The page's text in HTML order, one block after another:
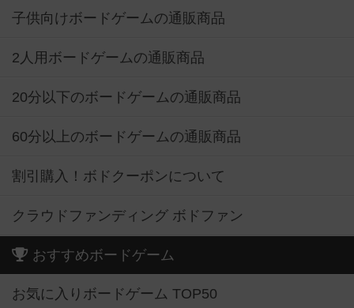
子供向けボードゲームの通販商品
2人用ボードゲームの通販商品
20分以下のボードゲームの通販商品
60分以上のボードゲームの通販商品
割引購入！ボドクーポンについて
クラウドファンディング ボドファン
おすすめボードゲーム
お気に入りボードゲーム TOP50